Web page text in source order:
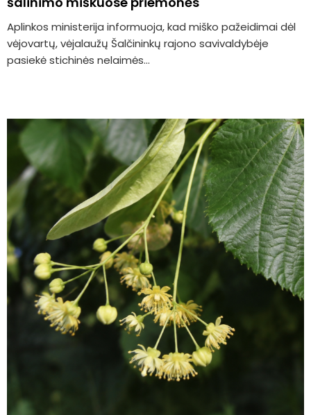
Aplinkos ministerija informuoja, kad miško pažeidimai dėl
vėjovartų, vėjalaužų Šalčininkų rajono savivaldybėje
pasiekė stichinės nelaimės...